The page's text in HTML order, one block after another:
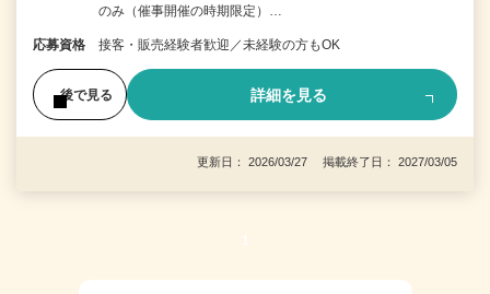
のみ（催事開催の時期限定）…
応募資格 接客・販売経験者歓迎／未経験の方もOK
後で見る 詳細を見る
更新日： 2026/03/27 掲載終了日： 2027/03/05
1